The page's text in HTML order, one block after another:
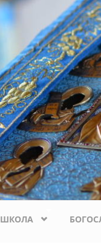
ШКОЛА